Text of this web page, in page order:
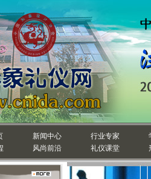
新闻中心 行业专家
风尚前沿 礼仪课堂